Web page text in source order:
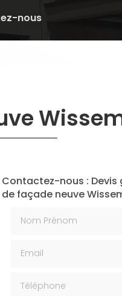
nous
Contactez-nous :
de façade neuve